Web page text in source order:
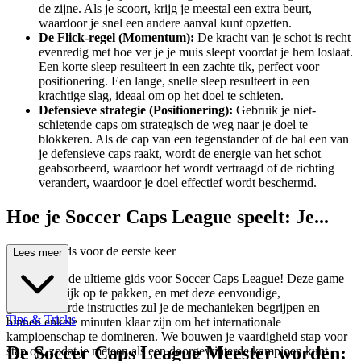
de zijne. Als je scoort, krijg je meestal een extra beurt,
waardoor je snel een andere aanval kunt opzetten.
De Flick-regel (Momentum): De kracht van je schot is recht
evenredig met hoe ver je je muis sleept voordat je hem loslaat.
Een korte sleep resulteert in een zachte tik, perfect voor
positionering. Een lange, snelle sleep resulteert in een
krachtige slag, ideaal om op het doel te schieten.
Defensieve strategie (Positionering): Gebruik je niet-
schietende caps om strategisch de weg naar je doel te
blokkeren. Als de cap van een tegenstander of de bal een van
je defensieve caps raakt, wordt de energie van het schot
geabsorbeerd, waardoor het wordt vertraagd of de richting
verandert, waardoor je doel effectief wordt beschermd.
Hoe je Soccer Caps League speelt: Je...
complete gids voor de eerste keer
Welkom bij de ultieme gids voor Soccer Caps League! Deze game
is gemakkelijk op te pakken, en met deze eenvoudige,
gestructureerde instructies zul je de mechanieken begrijpen en
binnen enkele minuten klaar zijn om het internationale
kampioenschap te domineren. We bouwen je vaardigheid stap voor
stap op, zodat je meteen als een doorgewinterde kampioen kunt
Lees meer
Tips & Tricks
De Soccer Caps League Meester worden: